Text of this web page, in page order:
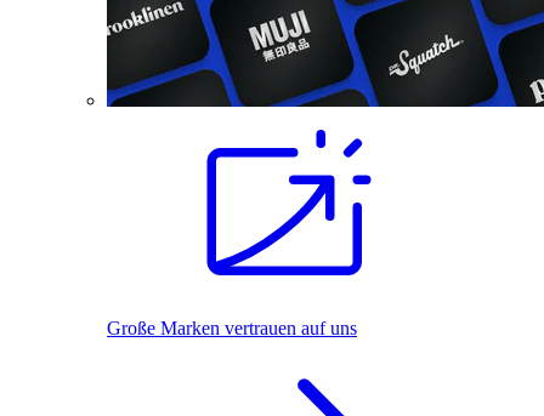
Große Marken vertrauen auf uns